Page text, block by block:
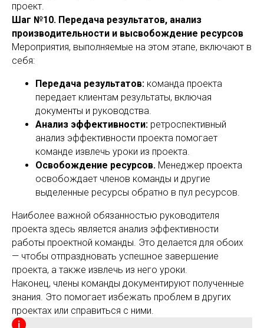
проект.
Шаг №10. Передача результатов, анализ
производительности и высвобождение ресурсов
Мероприятия, выполняемые на этом этапе, включают в
себя:
Передача результатов: команда проекта
передает клиентам результаты, включая
документы и руководства.
Анализ эффективности: ретроспективный
анализ эффективности проекта помогает
команде извлечь уроки из проекта.
Освобождение ресурсов. Менеджер проекта
освобождает членов команды и другие
выделенные ресурсы обратно в пул ресурсов.
Наиболее важной обязанностью руководителя
проекта здесь является анализ эффективности
работы проектной команды. Это делается для обоих
— чтобы отпраздновать успешное завершение
проекта, а также извлечь из него уроки.
Наконец, члены команды документируют полученные
знания. Это помогает избежать проблем в других
проектах или справиться с ними.